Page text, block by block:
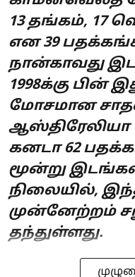
13 தங்கம், 17
என 39
நான்காவது
1998க்கு பின்
மோசமான
ஆஸ்திரேலியா
கனடா 62
மூன்று
நிலையில்,
முன்னேற்றம்
தந்துள்ளது.